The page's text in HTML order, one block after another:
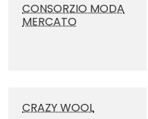
CONSORZIO MODA
MERCATO
CRAZY WOOL